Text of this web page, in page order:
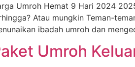
Umroh Hemat 9 Hari 2024
Atau mungkin Teman-
ibadah umroh dan
Umroh